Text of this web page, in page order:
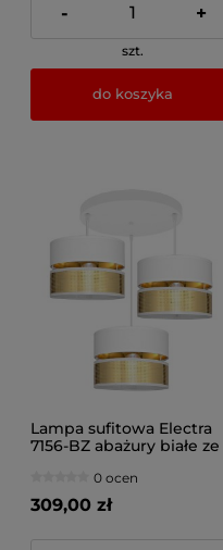
- +
szt.
do koszyka
Lampa sufitowa Electra
7156-BZ abażury białe ze
0 ocen
309,00 zł